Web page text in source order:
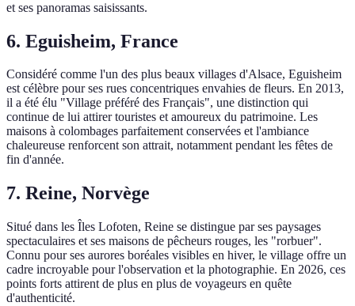
et ses panoramas saisissants.
6. Eguisheim, France
Considéré comme l'un des plus beaux villages d'Alsace, Eguisheim
est célèbre pour ses rues concentriques envahies de fleurs. En 2013,
il a été élu "Village préféré des Français", une distinction qui
continue de lui attirer touristes et amoureux du patrimoine. Les
maisons à colombages parfaitement conservées et l'ambiance
chaleureuse renforcent son attrait, notamment pendant les fêtes de
fin d'année.
7. Reine, Norvège
Situé dans les Îles Lofoten, Reine se distingue par ses paysages
spectaculaires et ses maisons de pêcheurs rouges, les "rorbuer".
Connu pour ses aurores boréales visibles en hiver, le village offre un
cadre incroyable pour l'observation et la photographie. En 2026, ces
points forts attirent de plus en plus de voyageurs en quête
d'authenticité.